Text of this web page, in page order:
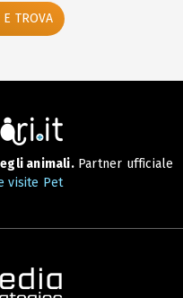
TROVA
animali.Partner ufficiale
visite Pet